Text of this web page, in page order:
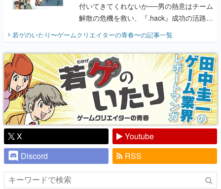
付いてきてくれないか──男の熱意はチーム
解散の危機を救い、『.hack』成功の活路を
開く。業界の快男児・松山 洋に流れる血は
『少年ジャンプ』色だった【若ゲのいた
り】
若ゲのいたり〜ゲームクリエイターの青春〜の記事一覧
X
Youtube
Discord
RSS